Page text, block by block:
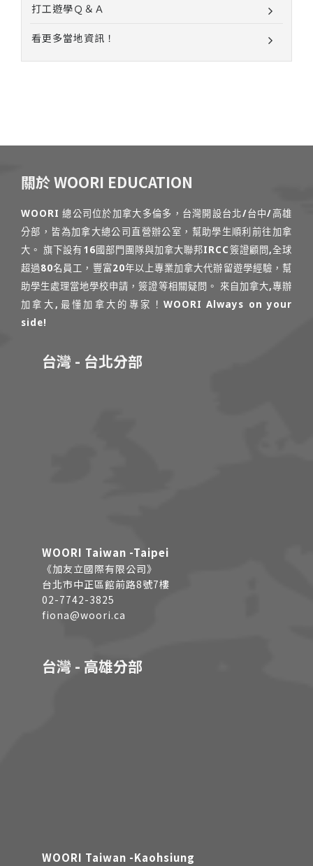
打工遊學Ｑ＆Ａ
看更多當地資訊！
關於 WOORI EDUCATION
WOORI 總公司位於加拿大多倫多，台灣開設台北/台中/高雄
分部，皆為加拿大總公司直營辦公室，幫助學生順利前往加拿
大。 旗下設有16國部門團隊與加拿大聯邦IRCC簽證顧問,全球
超過80名員工，豐富20年以上專業加拿大代辦留遊學經驗，幫
助學生處理當地學校申請，簽證等相關疑問。 來自加拿大,專辦
加拿大,最懂加拿大的專家！WOORI Always on your
side!
台灣 - 台北分部
WOORI Taiwan -Taipei
《加友立國際有限公司》
台北市中正區館前路8號7樓
02-7742-3825
fiona@woori.ca
台灣 - 高雄分部
WOORI Taiwan -Kaohsiung